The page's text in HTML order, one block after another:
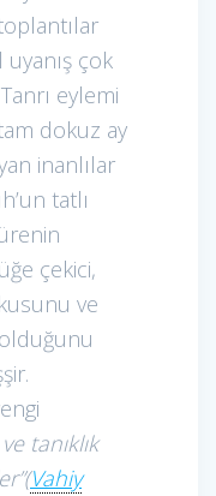
uyanış çok
eylemi
dokuz ay
inanlılar
tatlı
çekici,
ve
olduğunu
tanıklık
Vahiy